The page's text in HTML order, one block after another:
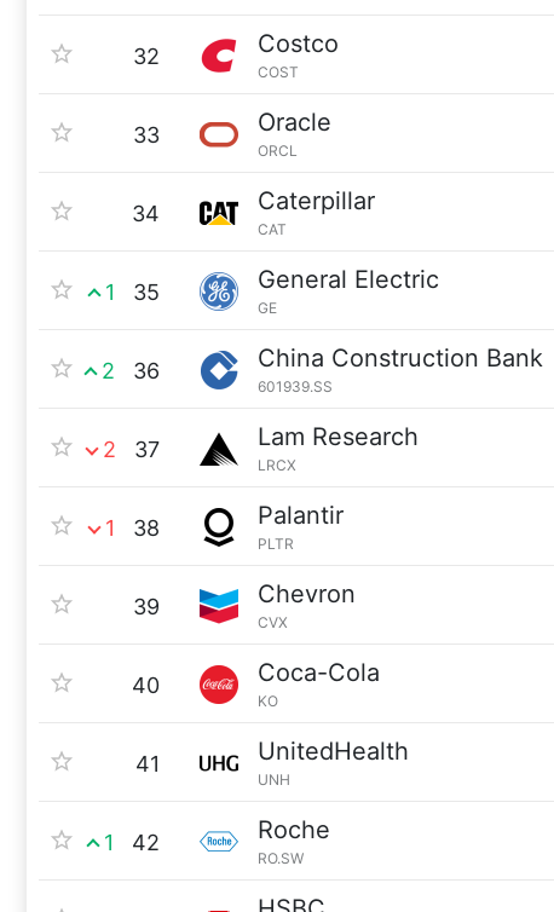
32 Costco
COST
33 Oracle
ORCL
34 Caterpillar
CAT
1 35 General Electric
GE
2 36 China Construction Bank
601939.SS
2 37 Lam Research
LRCX
1 38 Palantir
PLTR
39 Chevron
CVX
40 Coca-Cola
KO
41 UnitedHealth
UNH
1 42 Roche
RO.SW